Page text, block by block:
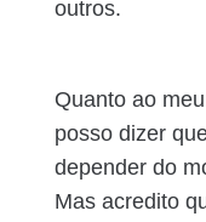
outros.
Quanto ao
posso dizer
depender do
Mas acredito